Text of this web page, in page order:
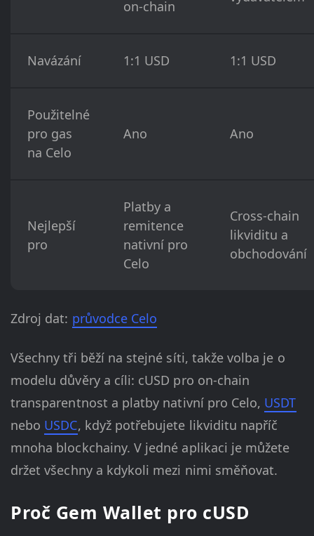
on-chain
Navázání 1:1 USD 1:1 USD
Použitelné
pro gas
na Celo
Ano Ano
Nejlepší
pro
Platby a
remitence
nativní pro
Celo
Cross-chain
likviditu a
obchodování
Zdroj dat: průvodce Celo
Všechny tři běží na stejné síti, takže volba je o
modelu důvěry a cíli: cUSD pro on-chain
transparentnost a platby nativní pro Celo, USDT
nebo USDC, když potřebujete likviditu napříč
mnoha blockchainy. V jedné aplikaci je můžete
držet všechny a kdykoli mezi nimi směňovat.
Proč Gem Wallet pro cUSD